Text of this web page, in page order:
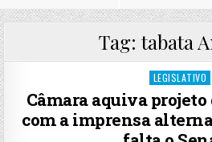
Tag:tabata
Posted
LEGISLATIVO
Câmara aquiva projeto
com a imprensa